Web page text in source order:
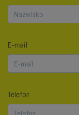
E-mail
Telefon